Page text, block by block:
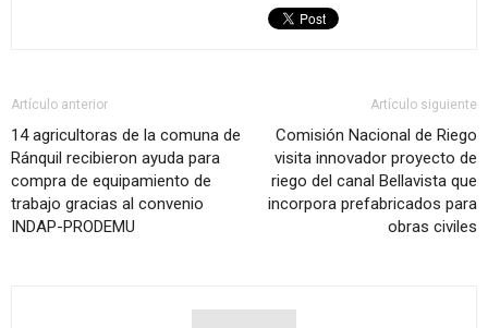
Artículo anterior
14 agricultoras de la comuna de
Ránquil recibieron ayuda para
compra de equipamiento de
trabajo gracias al convenio
INDAP-PRODEMU
Artículo siguiente
Comisión Nacional de Riego
visita innovador proyecto de
riego del canal Bellavista que
incorpora prefabricados para
obras civiles